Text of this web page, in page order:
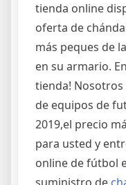
tienda online
oferta de
más peques de
en su armario.
tienda! Nosotros
de equipos de
2019,el precio
para usted y
online de fútbol